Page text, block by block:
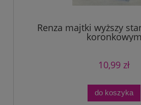
Renza majtki wyższy
koronkowym
10,99 zł
do koszyka